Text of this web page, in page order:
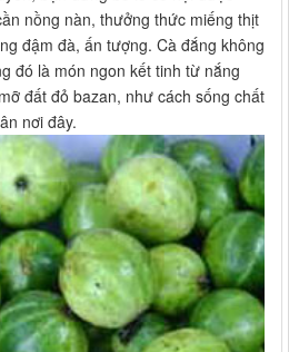
nồng nàn, thưởng thức miếng thịt
đậm đà, ấn tượng. Cà đắng không
đó là món ngon kết tinh từ nắng
đất đỏ bazan, như cách sống chất
nơi đây.